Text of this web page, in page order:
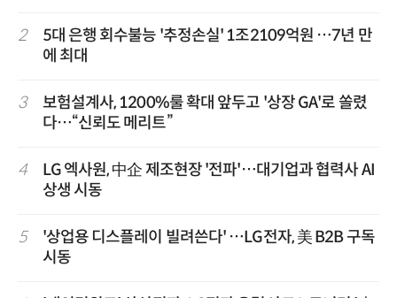
2
5대 은행 회수불능 '추정손실' 1조2109억원 …7년 만
에 최대
3
보험설계사, 1200%룰 확대 앞두고 '상장 GA'로 쏠렸
다…“신뢰도 메리트”
4
LG 엑사원, 中企 제조현장 '전파'…대기업과 협력사 AI
상생 시동
5
'상업용 디스플레이 빌려쓴다' …LG전자, 美 B2B 구독
시동